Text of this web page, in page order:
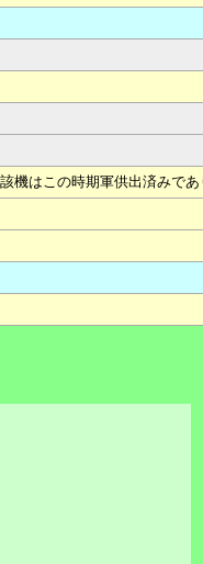
はこの時期軍供出済みであ